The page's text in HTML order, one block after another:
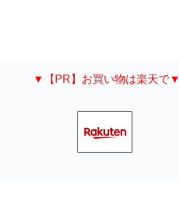
▼【PR】お買い物は楽天で▼